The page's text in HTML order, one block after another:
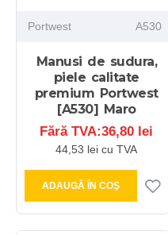
Portwest A530
Manusi de sudura,
piele calitate
premium Portwest
[A530] Maro
Fără TVA:36,80 lei
44,53 lei cu TVA
ADAUGĂ ÎN COŞ